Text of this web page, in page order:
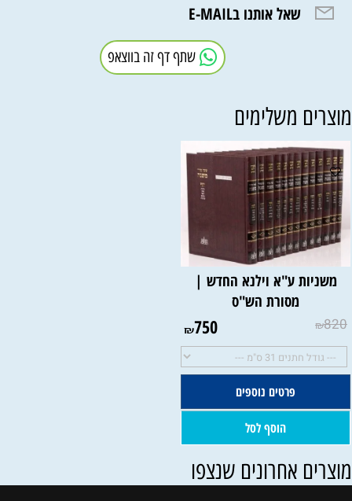
שאל אותנו בE-MAIL
שתף דף זה בווצאפ
משלימים
משניות ע"א וילנא החדש |
מסורת הש"ס
₪820
₪750
פרטים נוספים
הוסף לסל
אחרונים שנצפו